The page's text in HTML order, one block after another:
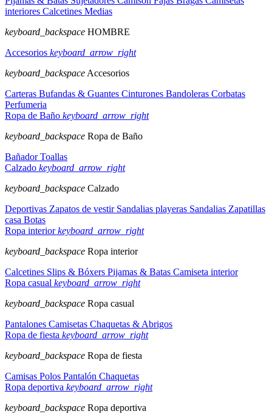
interiores Calcetines Medias
keyboard_backspace HOMBRE
Accesorios keyboard_arrow_right
keyboard_backspace Accesorios
Carteras Bufandas & Guantes Cinturones Bandoleras Corbatas
Perfumeria
Ropa de Baño keyboard_arrow_right
keyboard_backspace Ropa de Baño
BañadorToallas
Calzado keyboard_arrow_right
keyboard_backspace Calzado
Deportivas Zapatos de vestir Sandalias playeras Sandalias Zapatillas
casa Botas
Ropa interiorkeyboard_arrow_right
keyboard_backspace Ropa interior
Calcetines Slips & Bóxers Pijamas & Batas Camiseta interior
Ropa casual keyboard_arrow_right
keyboard_backspace Ropa casual
Pantalones Camisetas Chaquetas & Abrigos
Ropa de fiesta keyboard_arrow_right
keyboard_backspace Ropa de fiesta
Camisas Polos Pantalón Chaquetas
Ropa deportiva keyboard_arrow_right
keyboard_backspace Ropa deportiva